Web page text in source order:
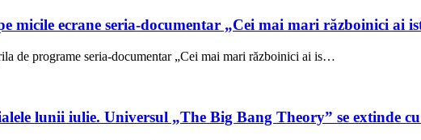
micile ecrane seria-documentar „Cei mai mari războinici ai
de programe seria-documentar „Cei mai mari războinici ai is…
lunii iulie. Universul „The Big Bang Theory” se extinde